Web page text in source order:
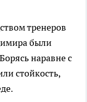
тренеров
были
наравне с
стойкость,